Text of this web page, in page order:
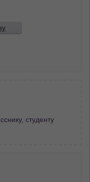
студенту